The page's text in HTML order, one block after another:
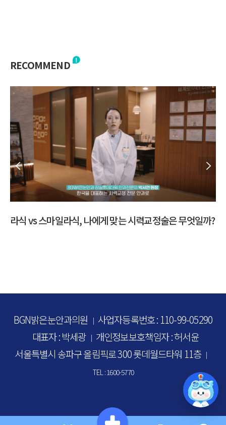
RECOMMEND
무엇일까?다초점 수술 고민된다면? 백내장 수술 방법 총정
BGN밝은눈안과의원 ｜ 사업자등록번호 : 110-99-05290
대표자 : 박세광 ｜ 개인정보보호책임자 : 허서윤
서울특별시 송파구 올림픽로 300 롯데월드타워 11층 ｜
TEL : 1600-5770